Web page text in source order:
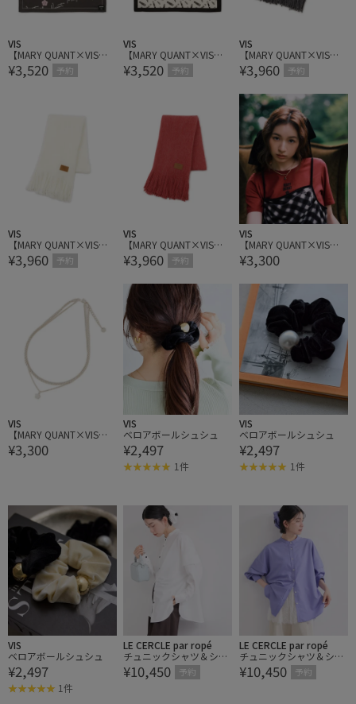
VIS
【MARY QUANT×VIS】
アソートスカーフ 70×7
¥3,520 予約
VIS
【MARY QUANT×VIS】
アソートスカーフ 70×7
¥3,520 予約
VIS
【MARY QUANT×VIS】
ミンクタッチもちもちス
トール
¥3,960 予約
VIS
【MARY QUANT×VIS】
ミンクタッチもちもちス
トール
¥3,960 予約
VIS
【MARY QUANT×VIS】
ミンクタッチもちもちス
トール
¥3,960 予約
VIS
【MARY QUANT×VIS】
レイヤードデイジーネッ
クレス
¥3,300
VIS
【MARY QUANT×VIS】
レイヤードデイジーネッ
クレス
¥3,300
VIS
ベロアボールシュシュ
¥2,497
1件
VIS
ベロアボールシュシュ
¥2,497
1件
VIS
ベロアボールシュシュ
¥2,497
1件
LE CERCLE par ropé
チュニックシャツ＆シュ
シュ/セットアイテム
¥10,450 予約
LE CERCLE par ropé
チュニックシャツ＆シュ
シュ/セットアイテム
¥10,450 予約